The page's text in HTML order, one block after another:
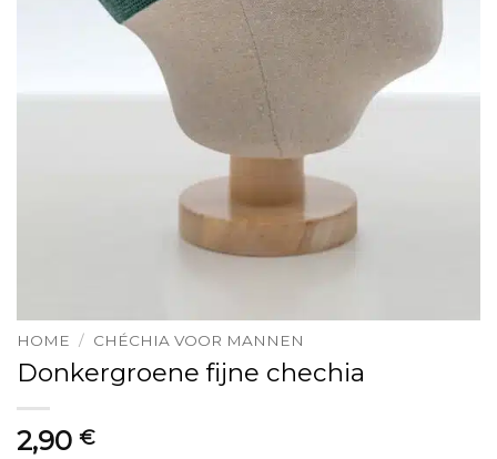
HOME / CHÉCHIA VOOR MANNEN
Donkergroene fijne chechia
2,90 €